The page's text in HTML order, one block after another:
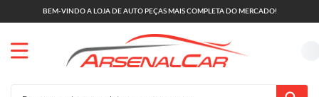
BEM-VINDO A LOJA DE AUTO PEÇAS MAIS COMPLETA DO MERCADO!